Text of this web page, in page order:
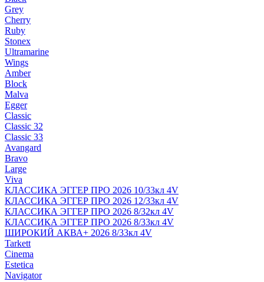
Grey
Cherry
Ruby
Stonex
Ultramarine
Wings
Amber
Block
Malva
Egger
Classic
Classic 32
Classic 33
Avangard
Bravo
Large
Viva
КЛАССИКА ЭГГЕР ПРО 2026 10/33кл 4V
КЛАССИКА ЭГГЕР ПРО 2026 12/33кл 4V
КЛАССИКА ЭГГЕР ПРО 2026 8/32кл 4V
КЛАССИКА ЭГГЕР ПРО 2026 8/33кл 4V
ШИРОКИЙ АКВА+ 2026 8/33кл 4V
Tarkett
Cinema
Estetica
Navigator